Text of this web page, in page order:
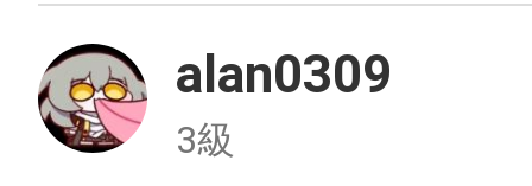
alan0309
3級